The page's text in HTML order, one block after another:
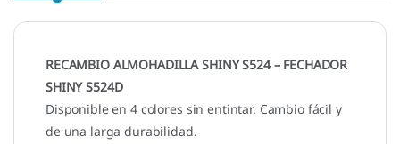
RECAMBIO ALMOHADILLA SHINY S524 – FECHADOR
SHINY S524D
Disponible en 4 colores sin entintar. Cambio fácil y
de una larga durabilidad.